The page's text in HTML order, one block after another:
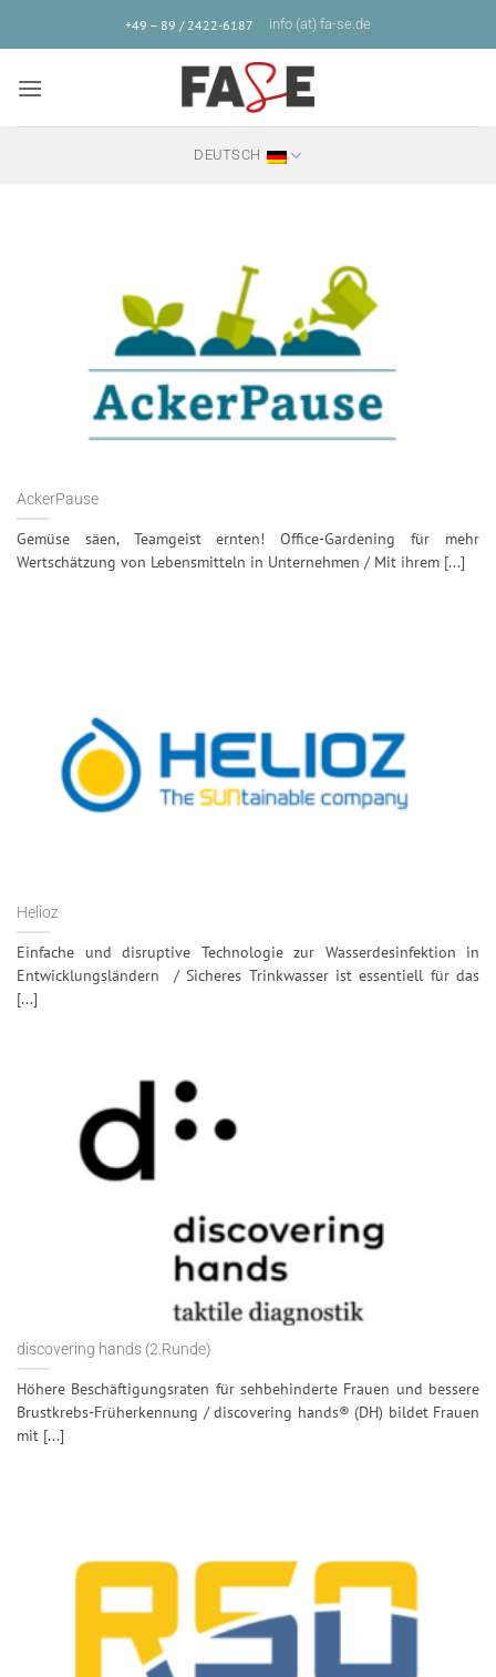
+49 – 89 / 2422-6187 info (at) fa-se.de
DEUTSCH
AckerPause
Gemüse säen, Teamgeist ernten! Office-Gardening für mehr
Wertschätzung von Lebensmitteln in Unternehmen / Mit ihrem [...]
Helioz
Einfache und disruptive Technologie zur Wasserdesinfektion in
Entwicklungsländern / Sicheres Trinkwasser ist essentiell für das
[...]
discovering hands (2.Runde)
Höhere Beschäftigungsraten für sehbehinderte Frauen und bessere
Brustkrebs-Früherkennung / discovering hands® (DH) bildet Frauen
mit [...]